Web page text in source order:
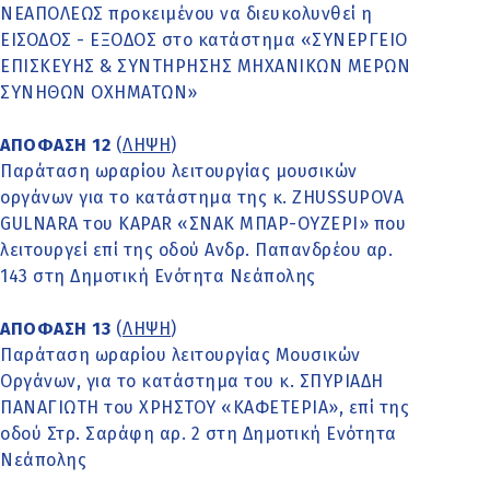
ΝΕΑΠΟΛΕΩΣ προκειμένου να διευκολυνθεί η
ΕΙΣΟΔΟΣ - ΕΞΟΔΟΣ στο κατάστημα «ΣΥΝΕΡΓΕΙΟ
ΕΠΙΣΚΕΥΗΣ & ΣΥΝΤΗΡΗΣΗΣ ΜΗΧΑΝΙΚΩΝ ΜΕΡΩΝ
ΣΥΝΗΘΩΝ ΟΧΗΜΑΤΩΝ»
ΑΠΟΦΑΣΗ 12 (ΛΗΨΗ )
Παράταση ωραρίου λειτουργίας μουσικών
οργάνων για το κατάστημα της κ. ZHUSSUPOVA
GULNARA του KAPAR «ΣΝΑΚ ΜΠΑΡ-ΟΥΖΕΡΙ» που
λειτουργεί επί της οδού Ανδρ. Παπανδρέου αρ.
143 στη Δημοτική Ενότητα Νεάπολης
ΑΠΟΦΑΣΗ 13 (ΛΗΨΗ )
Παράταση ωραρίου λειτουργίας Μουσικών
Οργάνων, για το κατάστημα του κ. ΣΠΥΡΙΑΔΗ
ΠΑΝΑΓΙΩΤΗ του ΧΡΗΣΤΟΥ «ΚΑΦΕΤΕΡΙΑ», επί της
οδού Στρ. Σαράφη αρ. 2 στη Δημοτική Ενότητα
Νεάπολης